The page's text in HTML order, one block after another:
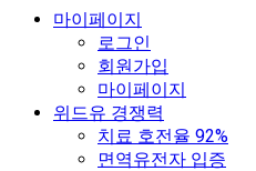
마이페이지
로그인
회원가입
마이페이지
위드유 경쟁력
치료 호전율 92%
면역유전자 입증